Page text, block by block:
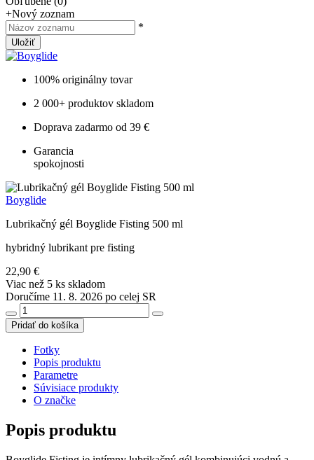
+Nový zoznam
*
Uložiť
100% originálny tovar
2 000+ produktov skladom
Doprava zadarmo od 39 €
Garancia
spokojnosti
Boyglide
Lubrikačný gél Boyglide Fisting 500 ml
hybridný lubrikant pre fisting
22,90 €
Viac než 5 ks skladom
Doručíme 11. 8. 2026 po celej SR
Pridať do košíka
Fotky
Popis produktu
Parametre
Súvisiace produkty
O značke
Popis produktu